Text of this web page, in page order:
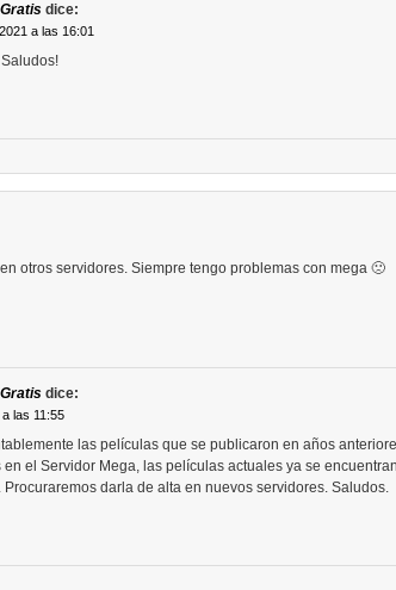
dice:
a las 16:01
otros servidores. Siempre tengo problemas con mega 🙁
dice:
las 11:55
las películas que se publicaron en años
el Servidor Mega, las películas actuales ya se
darla de alta en nuevos servidores. Saludos.